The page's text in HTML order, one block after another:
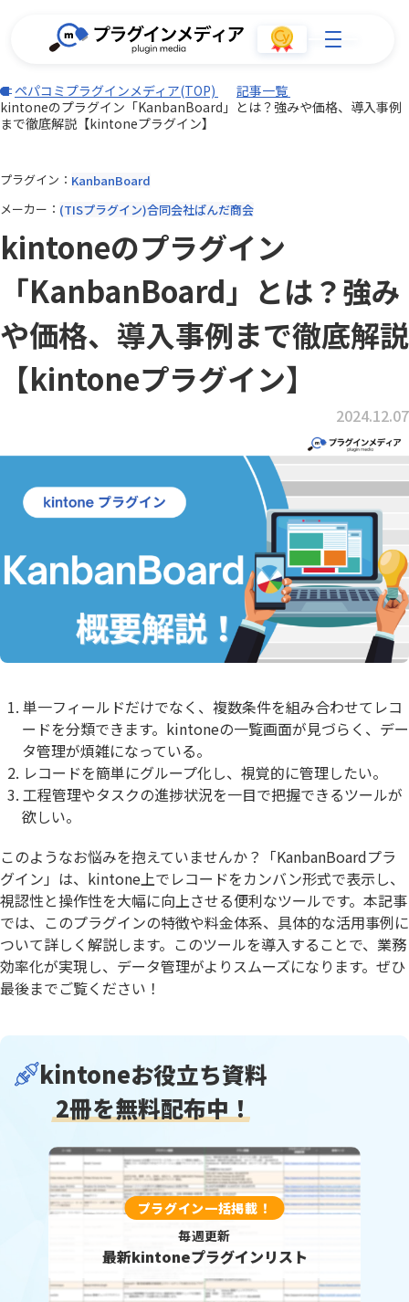
ペパコミプラグインメディア(TOP)
記事一覧
kintoneのプラグイン「KanbanBoard」とは？強みや価格、導入事例
まで徹底解説【kintoneプラグイン】
プラグイン
KanbanBoard
メーカー
(TISプラグイン)合同会社ぱんだ商会
kintoneのプラグイン
「KanbanBoard」とは？強み
や価格、導入事例まで徹底解説
【kintoneプラグイン】
2024.12.07
単一フィールドだけでなく、複数条件を組み合わせてレコ
ードを分類できます。kintoneの一覧画面が見づらく、デー
タ管理が煩雑になっている。
レコードを簡単にグループ化し、視覚的に管理したい。
工程管理やタスクの進捗状況を一目で把握できるツールが
欲しい。
このようなお悩みを抱えていませんか？「KanbanBoardプラ
グイン」は、kintone上でレコードをカンバン形式で表示し、
視認性と操作性を大幅に向上させる便利なツールです。本記事
では、このプラグインの特徴や料金体系、具体的な活用事例に
ついて詳しく解説します。このツールを導入することで、業務
効率化が実現し、データ管理がよりスムーズになります。ぜひ
最後までご覧ください！
kintoneお役立ち資料
2冊を無料配布中！
プラグイン一括掲載！
毎週更新
最新kintoneプラグインリスト